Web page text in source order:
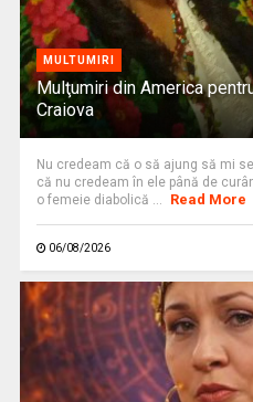
MULTUMIRI
Mulţumiri din America
Craiova
Nu credeam că o să ajung să mi
că nu credeam în ele până de
o femeie diabolică ...
Read More
06/08/2026